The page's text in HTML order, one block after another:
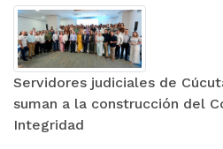
Servidores judiciales de
suman a la construcción del
Integridad